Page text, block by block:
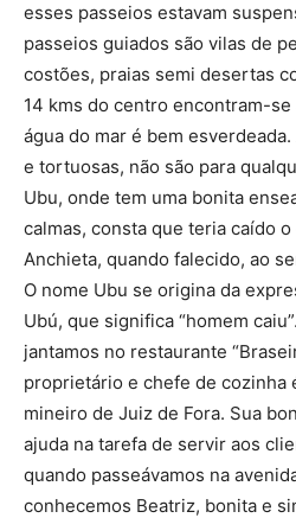
esses passeios estavam
passeios guiados são vilas de
costões, praias semi desertas
14 kms do centro encontram-
água do mar é bem
e tortuosas, não são para
Ubu, onde tem uma bonita
calmas, consta que teria caído
Anchieta, quando falecido, ao
O nome Ubu se origina da
Ubú, que significa “homem
jantamos no restaurante
proprietário e chefe de cozinha
mineiro de Juiz de Fora. Sua
ajuda na tarefa de servir aos
quando passeávamos na
conhecemos Beatriz, bonita e